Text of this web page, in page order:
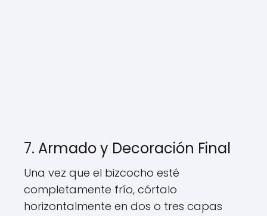
7. Armado y Decoración Final
Una vez que el bizcocho esté
completamente frío, córtalo
horizontalmente en dos o tres capas